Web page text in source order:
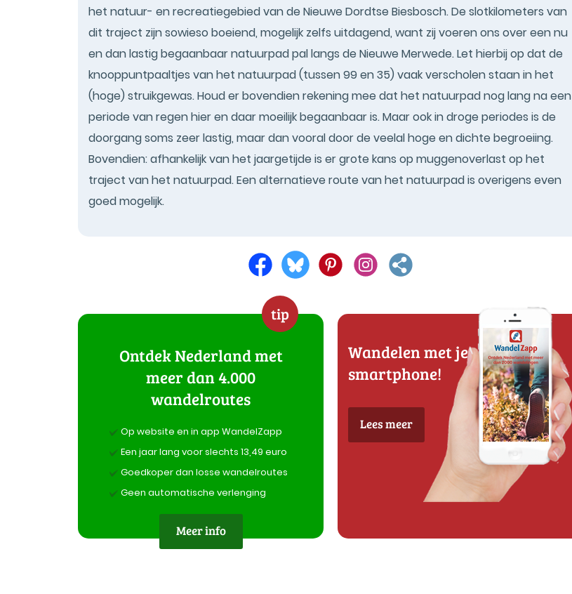
het natuur- en recreatiegebied van de Nieuwe Dordtse Biesbosch. De slotkilometers van
dit traject zijn sowieso boeiend, mogelijk zelfs uitdagend, want zij voeren ons over een nu
en dan lastig begaanbaar natuurpad pal langs de Nieuwe Merwede. Let hierbij op dat de
knooppuntpaaltjes van het natuurpad (tussen 99 en 35) vaak verscholen staan in het
(hoge) struikgewas. Houd er bovendien rekening mee dat het natuurpad nog lang na een
periode van regen hier en daar moeilijk begaanbaar is. Maar ook in droge periodes is de
doorgang soms zeer lastig, maar dan vooral door de veelal hoge en dichte begroeiing.
Bovendien: afhankelijk van het jaargetijde is er grote kans op muggenoverlast op het
traject van het natuurpad. Een alternatieve route van het natuurpad is overigens even
goed mogelijk.
tip
Ontdek Nederland met
meer dan 4.000
wandelroutes
Op website en in app WandelZapp
Een jaar lang voor slechts 13,49 euro
Goedkoper dan losse wandelroutes
Geen automatische verlenging
Meer info
Wandelen met je
smartphone!
Lees meer